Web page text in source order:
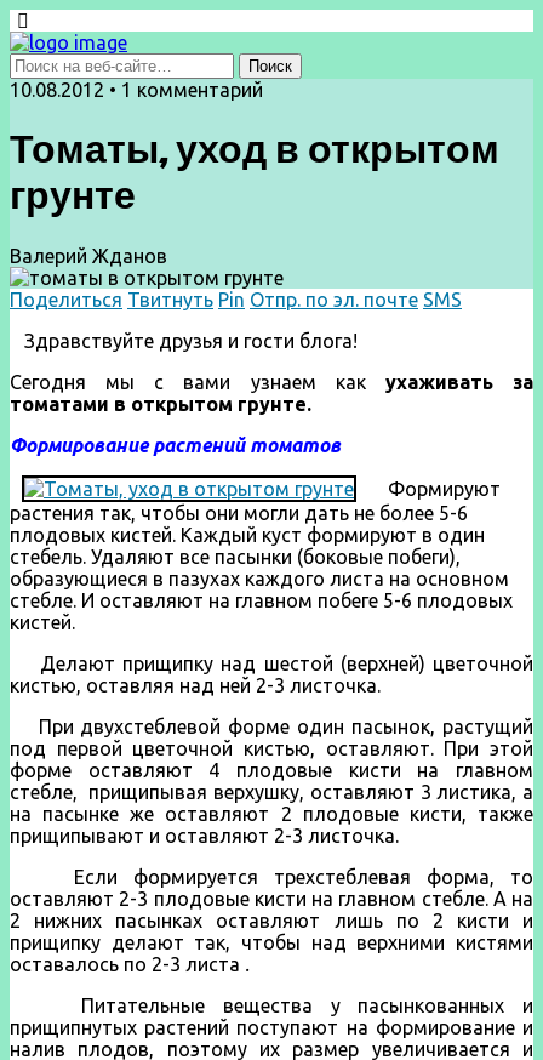
10.08.2012 • 1 комментарий
Томаты, уход в открытом
грунте
Валерий Жданов
Поделиться Твитнуть Pin Отпр. по эл. почте SMS
Здравствуйте друзья и гости блога!
Сегодня мы с вами узнаем как ухаживать за
томатами в открытом грунте.
Формирование растений томатов
Формируют
растения так, чтобы они могли дать не более 5-6
плодовых кистей. Каждый куст формируют в один
стебель. Удаляют все пасынки (боковые побеги),
образующиеся в пазухах каждого листа на основном
стебле. И оставляют на главном побеге 5-6 плодовых
кистей.
Делают при­щипку над шестой (верхней) цветочной
кистью, оставляя над ней 2-3 листочка.
При двухстеблевой форме один па­сынок, растущий
под первой цветочной кистью, оставляют. При этой
форме оставляют 4 плодовые кисти на главном
стебле, прищипывая верхушку, оставляют 3 листика, а
на пасынке же оставляют 2 пло­довые кисти, также
прищипывают и оставляют 2-3 листочка.
Если формируется трехстеблевая форма, то
оставляют 2-3 плодовые кисти на главном стебле. А на
2 нижних пасынках оставляют лишь по 2 кисти и
прищипку делают так, что­бы над верхними кистями
оставалось по 2-3 листа .
Питательные вещества у пасынкованных и
прищипнутых растений поступают на формирование и
налив плодов, поэтому их раз­мер увеличивается и